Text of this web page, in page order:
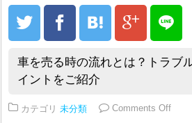
車を売る時の流れとは？トラブ
イントをご紹介
カテゴリ 未分類 Comments Offon